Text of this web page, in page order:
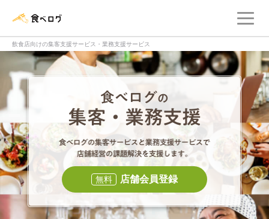
飲食店向けの集客支援サービス・業務支援サービス
食べログの集客
食べログの集
無料 店舗会員登録